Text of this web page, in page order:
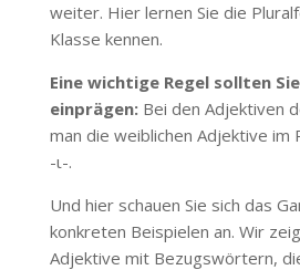
weiter. Hier lernen Sie die
Klasse kennen.
Eine wichtige Regel sollten
einprägen: Bei den Adjektiven
man die weiblichen Adjektive im
-ι-.
Und hier schauen Sie sich das
konkreten Beispielen an. Wir
Adjektive mit Bezugswörtern,